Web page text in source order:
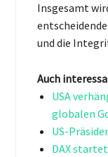
Insgesamt
und die
Auch
USA
globalen
US-
DAX